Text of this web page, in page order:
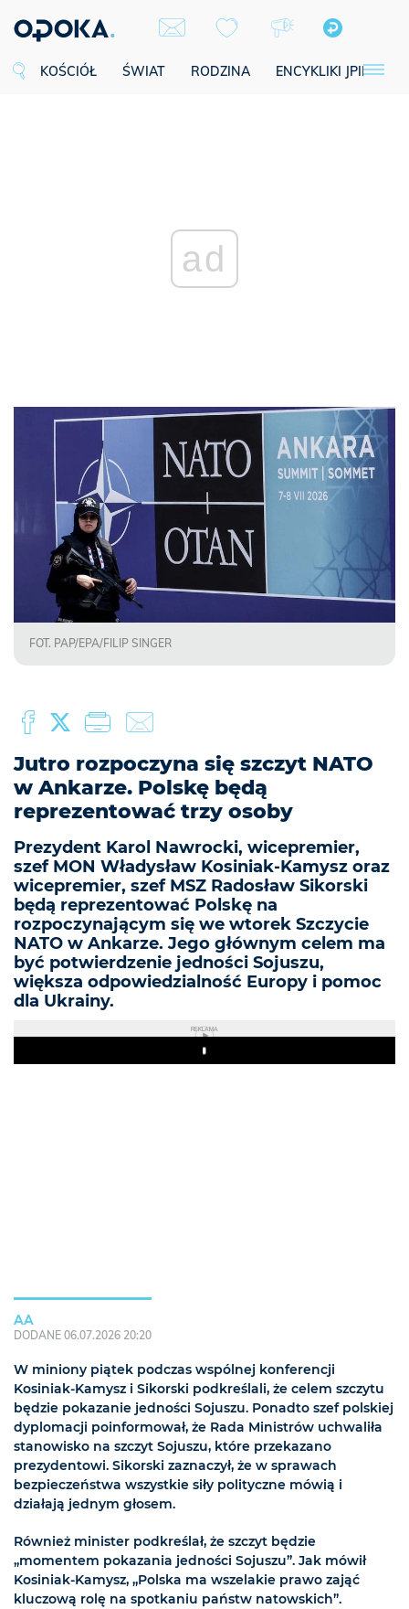
KOŚCIÓŁ ŚWIAT RODZINA ENCYKLIKI JPII
ad
FOT. PAP/EPA/FILIP SINGER
Jutro rozpoczyna się szczyt NATO
w Ankarze. Polskę będą
reprezentować trzy osoby
Prezydent Karol Nawrocki, wicepremier,
szef MON Władysław Kosiniak-Kamysz oraz
wicepremier, szef MSZ Radosław Sikorski
będą reprezentować Polskę na
rozpoczynającym się we wtorek Szczycie
NATO w Ankarze. Jego głównym celem ma
być potwierdzenie jedności Sojuszu,
większa odpowiedzialność Europy i pomoc
dla Ukrainy.
REKLAMA
Play
AA
DODANE 06.07.2026 20:20
W miniony piątek podczas wspólnej konferencji
Kosiniak-Kamysz i Sikorski podkreślali, że celem szczytu
będzie pokazanie jedności Sojuszu. Ponadto szef polskiej
dyplomacji poinformował, że Rada Ministrów uchwaliła
stanowisko na szczyt Sojuszu, które przekazano
prezydentowi. Sikorski zaznaczył, że w sprawach
bezpieczeństwa wszystkie siły polityczne mówią i
działają jednym głosem.
Również minister podkreślał, że szczyt będzie
„momentem pokazania jedności Sojuszu”. Jak mówił
Kosiniak-Kamysz, „Polska ma wszelakie prawo zająć
kluczową rolę na spotkaniu państw natowskich”.